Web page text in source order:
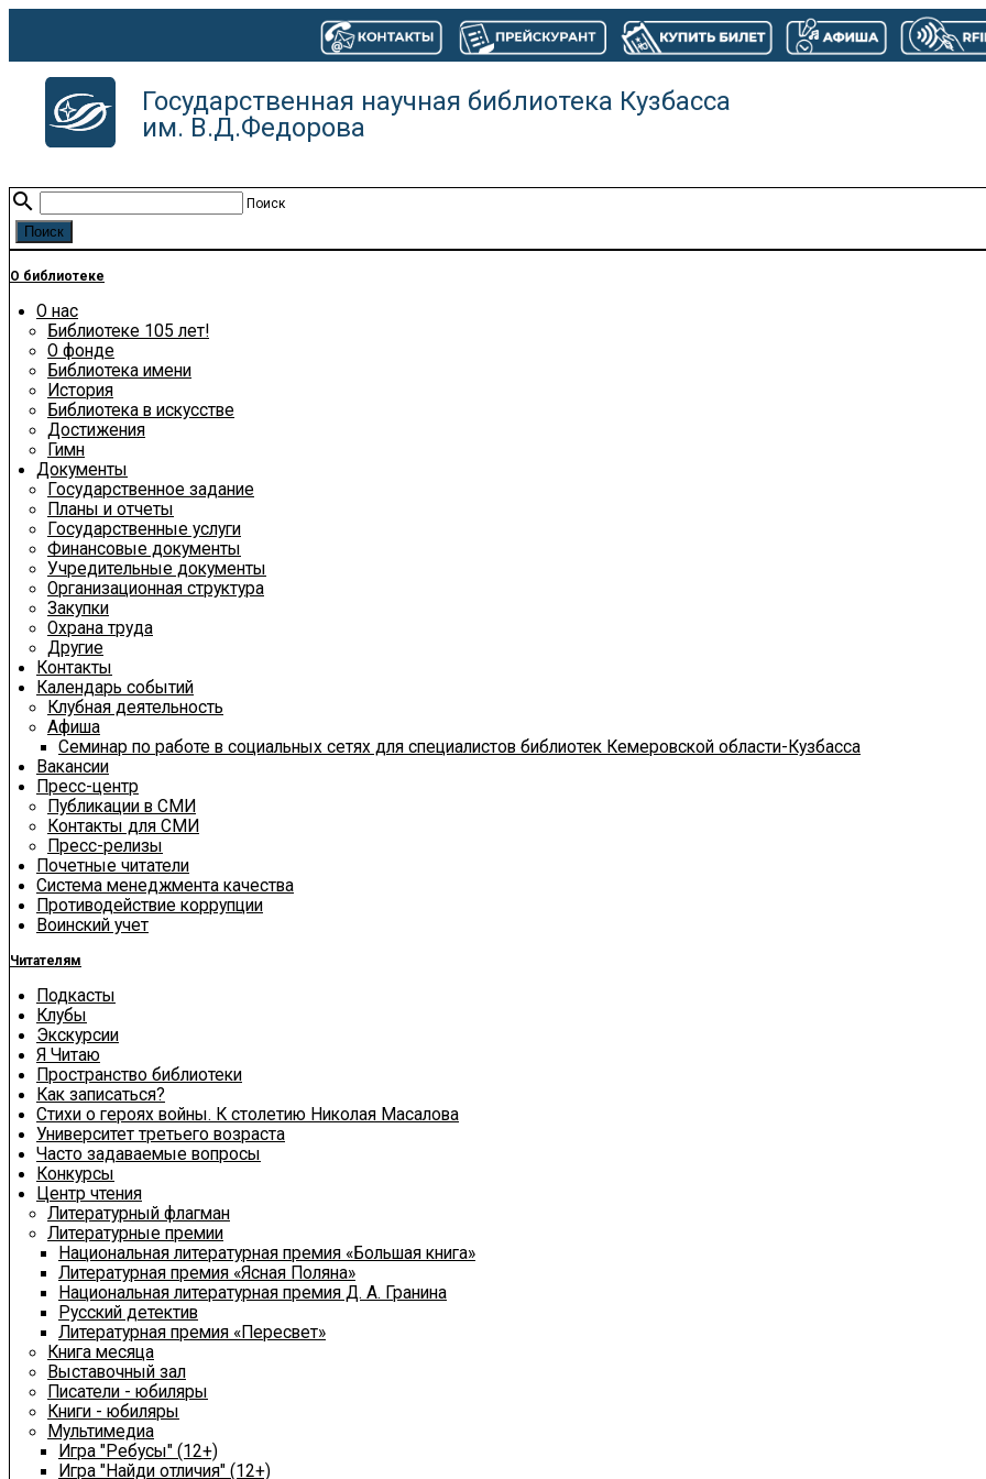
Государственная научная библиотека Кузбасса
им. В.Д.Федорова
search Поиск
О библиотеке
О нас
Библиотеке 105 лет!
О фонде
Библиотека имени
История
Библиотека в искусстве
Достижения
Гимн
Документы
Государственное задание
Планы и отчеты
Государственные услуги
Финансовые документы
Учредительные документы
Организационная структура
Закупки
Охрана труда
Другие
Контакты
Календарь событий
Клубная деятельность
Афиша
Семинар по работе в социальных сетях для специалистов библиотек Кемеровской области-Кузбасса
Вакансии
Пресс-центр
Публикации в СМИ
Контакты для СМИ
Пресс-релизы
Почетные читатели
Система менеджмента качества
Противодействие коррупции
Воинский учет
Читателям
Подкасты
Клубы
Экскурсии
Я Читаю
Пространство библиотеки
Как записаться?
Стихи о героях войны. К столетию Николая Масалова
Университет третьего возраста
Часто задаваемые вопросы
Конкурсы
Центр чтения
Литературный флагман
Литературные премии
Национальная литературная премия «Большая книга»
Литературная премия «Ясная Поляна»
Национальная литературная премия Д. А. Гранина
Русский детектив
Литературная премия «Пересвет»
Книга месяца
Выставочный зал
Писатели - юбиляры
Книги - юбиляры
Мультимедиа
Игра "Ребусы" (12+)
Игра "Найди отличия" (12+)